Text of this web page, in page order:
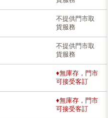
不提供門市取
貨服務
不提供門市取
貨服務
♦無庫存，門市
可接受客訂
♦無庫存，門市
可接受客訂